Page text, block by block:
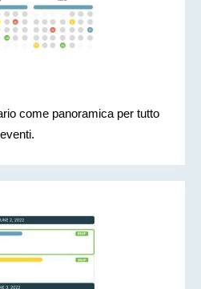
come panoramica per tutto